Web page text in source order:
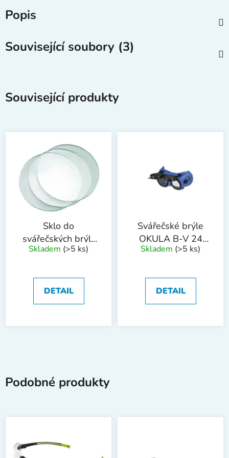
Popis
Související soubory (3)
Související produkty
Sklo do
svářečských brýlí,
čiré, průměr 50
Skladem (>5 ks)
DETAIL
Svářečské brýle
OKULA B-V 24
SVAR, tmavost č. 5
Skladem (>5 ks)
DETAIL
Podobné produkty